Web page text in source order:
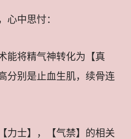
心中思忖：
能将精气神转化为【真
分别是止血生肌，续骨连
力士】，【气禁】的相关